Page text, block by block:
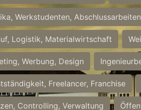
Werkstudenten, Abschlussarbeiten
Logistik, Materialwirtschaft
Werbung, Design
Freelancer, Franchise
Controlling, Verwaltung